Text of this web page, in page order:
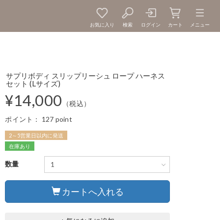
お気に入り 検索 ログイン カート メニュー
サプリボディ スリップリーシュ ロープ ハーネス
セット (Lサイズ)
¥14,000 （税込）
ポイント： 127 point
2～5営業日以内に発送
在庫あり
数量
カートへ入れる